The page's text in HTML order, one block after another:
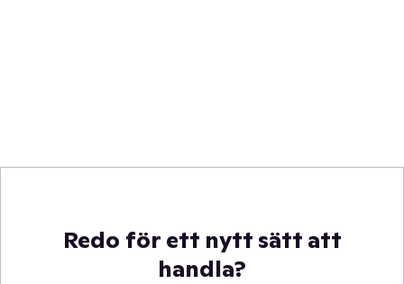
Redo för ett nytt sätt att
handla?